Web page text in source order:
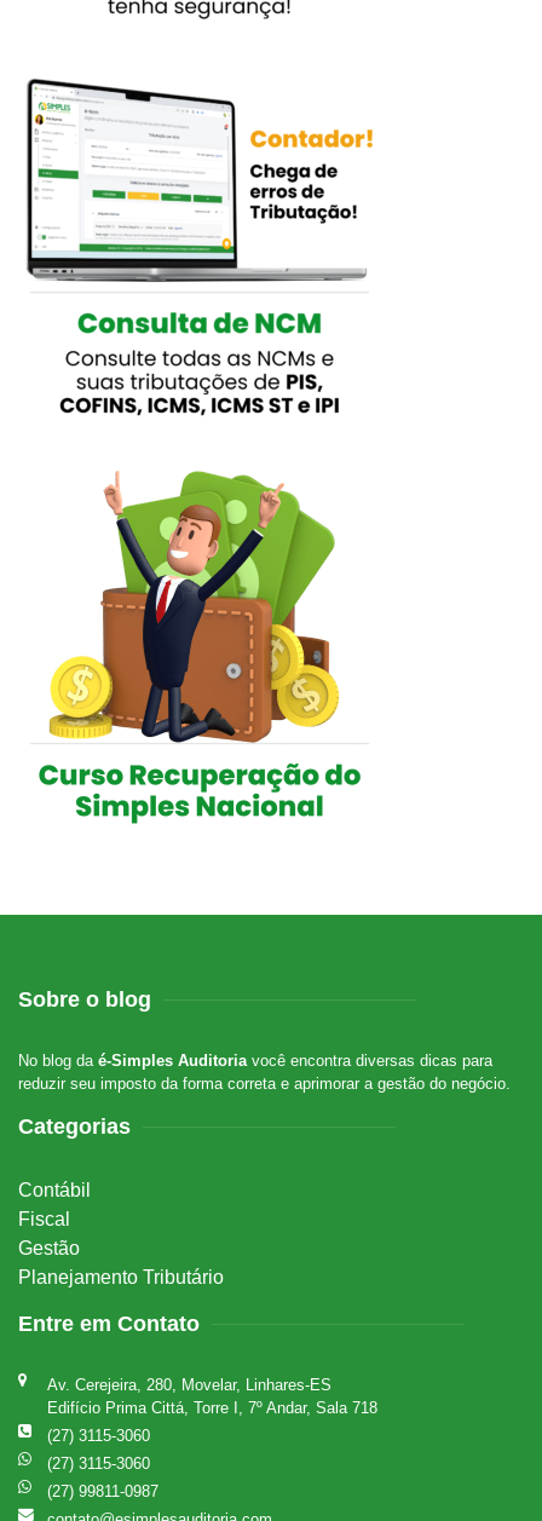
Sobre o blog
No blog da é-Simples Auditoria você encontra diversas dicas para
reduzir seu imposto da forma correta e aprimorar a gestão do negócio.
Categorias
Contábil
Fiscal
Gestão
Planejamento Tributário
Entre em Contato
Av. Cerejeira, 280, Movelar, Linhares-ES
Edifício Prima Cittá, Torre I, 7º Andar, Sala 718
(27) 3115-3060
(27) 3115-3060
(27) 99811-0987